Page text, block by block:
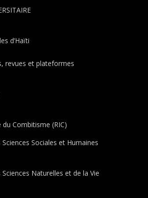
d’Haïti
revues et plateformes
Combitisme (RIC)
Sociales et Humaines
Naturelles et de la Vie